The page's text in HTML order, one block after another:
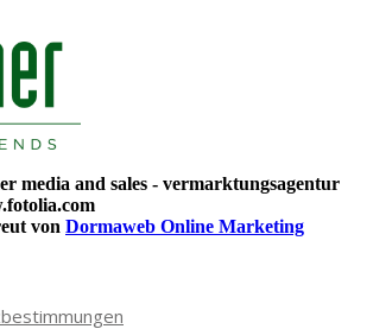
media and sales - vermarktungsagentur
von Dormaweb Online Marketing